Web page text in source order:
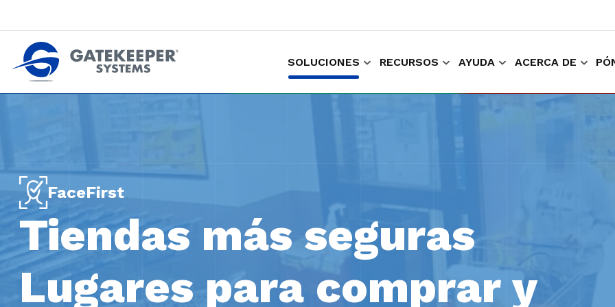
SOLUCIONES RECURSOS AYUDA ACERCA DE
FaceFirst
Tiendas más seguras
Lugares para comprar y